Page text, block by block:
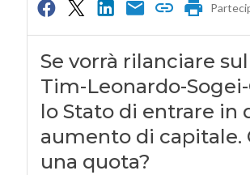
Se vorrà rilanciare
Tim-Leonardo-
lo Stato di entrare in
aumento di capitale.
una quota?